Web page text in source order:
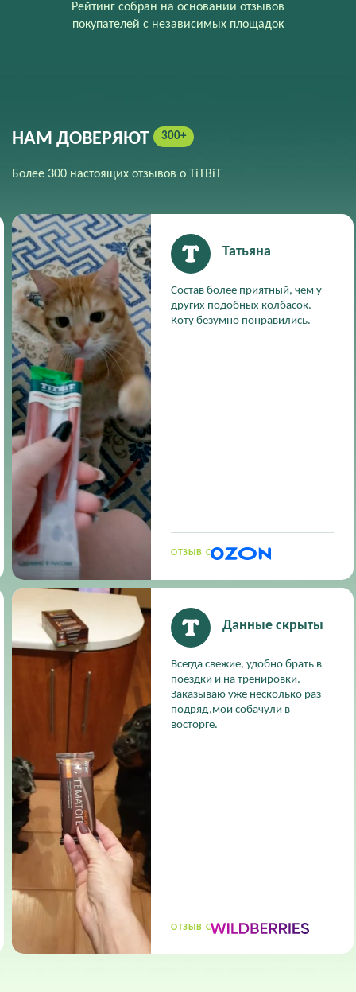
Рейтинг собран на основании отзывов
покупателей с независимых площадок
НАМ ДОВЕРЯЮТ 300+
Более 300 настоящих отзывов о TiTBiT
Татьяна
Состав более приятный, чем у
других подобных колбасок.
Коту безумно понравились.
ОТЗЫВ С
Данные скрыты
Всегда свежие, удобно брать в
поездки и на тренировки.
Заказываю уже несколько раз
подряд,мои собачули в
восторге.
ОТЗЫВ С